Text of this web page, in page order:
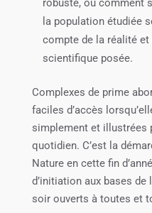
robuste, ou comment
la population étudiée
compte de la réalité
scientifique posée.
Complexes de prime
faciles d’accès
simplement et illustrées
quotidien. C’est la
Nature en cette fin
d’initiation aux bases de
soir ouverts à toutes et